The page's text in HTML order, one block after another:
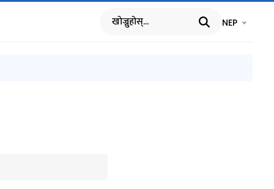
खोज्नुहोस् भाषा चयन
NEP